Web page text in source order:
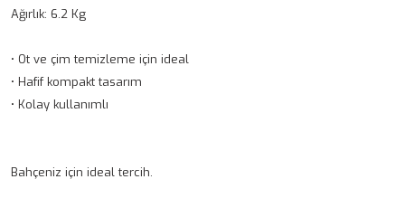
Ağırlık: 6.2 Kg
• Ot ve çim temizleme için ideal
• Hafif kompakt tasarım
• Kolay kullanımlı
Bahçeniz için ideal tercih.